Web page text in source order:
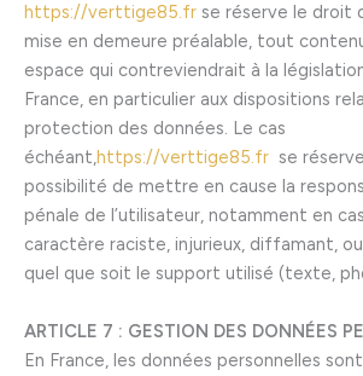
https://verttige85.fr se réserve le droit
mise en demeure préalable, tout
espace qui contreviendrait à la
France, en particulier aux dispositions
protection des données. Le cas
échéant,https://verttige85.fr se
possibilité de mettre en cause la
pénale de l’utilisateur, notamment en
caractère raciste, injurieux, diffamant,
quel que soit le support utilisé (texte,
ARTICLE 7 : GESTION DES DONNÉES
En France, les données personnelles